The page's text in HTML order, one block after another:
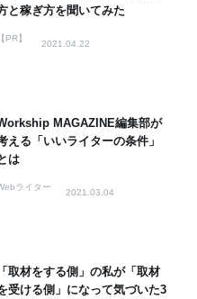
と稼ぎ方を聞いてみた
【PR】
2021.04.22
MAGAZINE編集部が
える「いいライターの条件」
は
ライター
2021.03.04
「取材をする側」の私が「取材
受ける側」になって気づいた3